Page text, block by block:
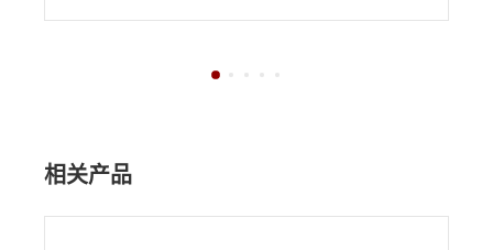
相关产品